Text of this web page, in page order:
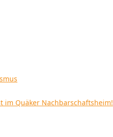
im Quäker Nachbarschaftsheim!